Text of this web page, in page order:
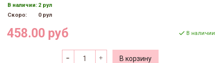
В наличии: 2 рул
Скоро:
0 рул
458.00 руб В наличии
В корзину